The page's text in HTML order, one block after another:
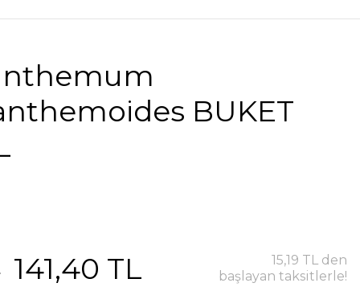
BUKET
141,40 TL
15,19 TL den
başlayan taksitlerle!